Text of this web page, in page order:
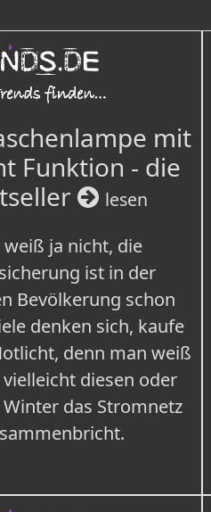
mit
Funktion - die
lesen
weiß ja nicht, die
ist in der
Bevölkerung schon
denken sich, kaufe
denn man weiß
diesen oder
das Stromnetz